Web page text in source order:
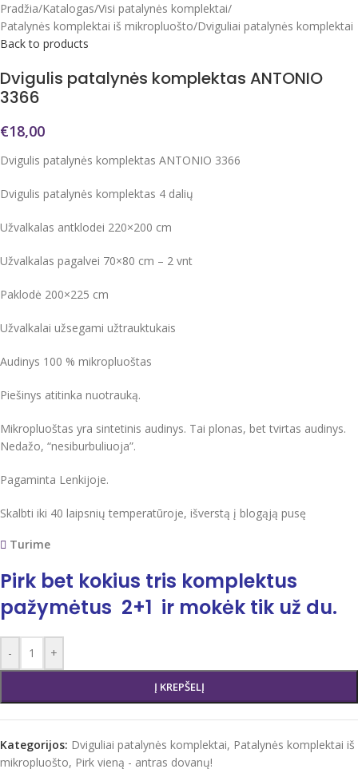
Pradžia/Katalogas/Visi patalynės komplektai/
Patalynės komplektai iš mikropluošto/Dviguliai patalynės komplektai
Back to products
Dvigulis patalynės komplektas ANTONIO
3366
€18,00
Dvigulis patalynės komplektas ANTONIO 3366
Dvigulis patalynės komplektas 4 dalių
Užvalkalas antklodei 220×200 cm
Užvalkalas pagalvei 70×80 cm – 2 vnt
Paklodė 200×225 cm
Užvalkalai užsegami užtrauktukais
Audinys 100 % mikropluoštas
Piešinys atitinka nuotrauką.
Mikropluoštas yra sintetinis audinys. Tai plonas, bet tvirtas audinys.
Nedažo, “nesiburbuliuoja”.
Pagaminta Lenkijoje.
Skalbti iki 40 laipsnių temperatūroje, išverstą į blogąją pusę
Turime
Pirk bet kokius tris komplektus
pažymėtus 2+1 ir mokėk tik už du.
- +
Į KREPŠELĮ
Kategorijos: Dviguliai patalynės komplektai, Patalynės komplektai iš
mikropluošto, Pirk vieną - antras dovanų!